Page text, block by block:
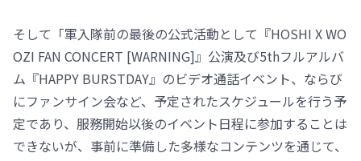
そして「軍入隊前の最後の公式活動として『HOSHI X WO
OZI FAN CONCERT [WARNING]』公演及び5thフルアルバ
ム『HAPPY BURSTDAY』のビデオ通話イベント、ならび
にファンサイン会など、予定されたスケジュールを行う予
定であり、服務開始以後のイベント日程に参加することは
できないが、事前に準備した多様なコンテンツを通じて、